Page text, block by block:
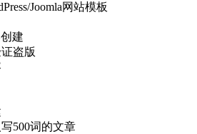
Joomla网站模板
建
盗版
500词的文章